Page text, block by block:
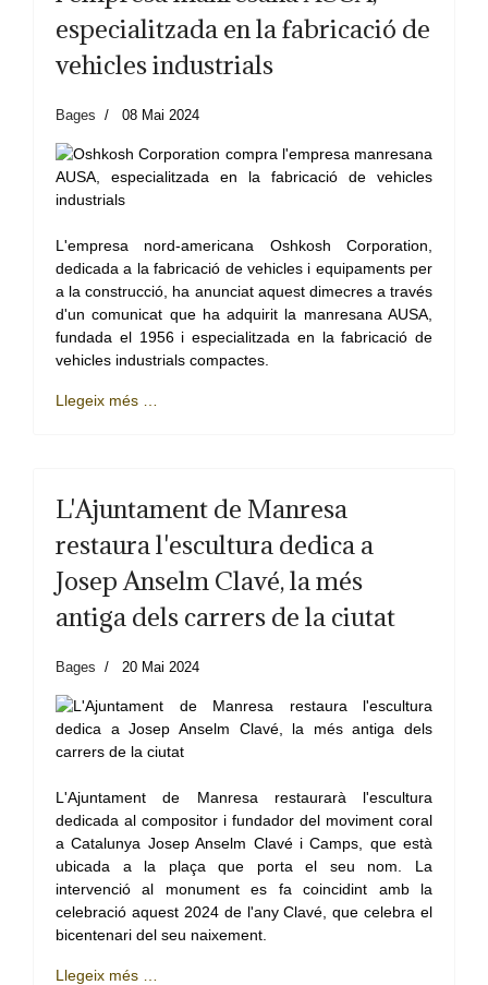
especialitzada en la fabricació de
vehicles industrials
Bages 08 Mai 2024
L'empresa nord-americana Oshkosh Corporation,
dedicada a la fabricació de vehicles i equipaments per
a la construcció, ha anunciat aquest dimecres a través
d'un comunicat que ha adquirit la manresana AUSA,
fundada el 1956 i especialitzada en la fabricació de
vehicles industrials compactes.
Llegeix més …
L'Ajuntament de Manresa
restaura l'escultura dedica a
Josep Anselm Clavé, la més
antiga dels carrers de la ciutat
Bages 20 Mai 2024
L'Ajuntament de Manresa restaurarà l'escultura
dedicada al compositor i fundador del moviment coral
a Catalunya Josep Anselm Clavé i Camps, que està
ubicada a la plaça que porta el seu nom. La
intervenció al monument es fa coincidint amb la
celebració aquest 2024 de l'any Clavé, que celebra el
bicentenari del seu naixement.
Llegeix més …